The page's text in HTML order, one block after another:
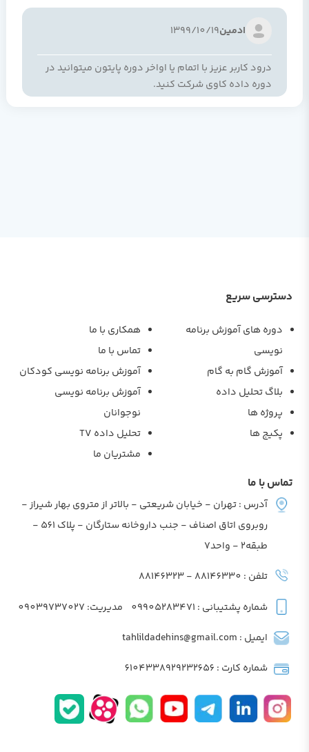
ادمین1399/10/19
درود کاربر عزيز با اتمام يا اواخر دوره پايتون ميتوانيد در
دوره داده کاوي شرکت کنيد.
دسترسی سریع
دوره های آموزش برنامه
نویسی
آموزش گام به گام
بلاگ تحلیل داده
پروژه ها
پکیج ها
همکاری با ما
تماس با ما
آموزش برنامه نویسی کودکان
آموزش برنامه نویسی
نوجوانان
تحلیل داده TV
مشتریان ما
تماس با ما
آدرس : تهران - خیابان شریعتی - بالاتر از متروی بهار شیراز -
روبروی اتاق اصناف - جنب داروخانه ستارگان - پلاک 561 -
طبقه2 - واحد7
تلفن : 88146330 - 88146323
شماره پشتیبانی : 09905283471 مدیریت: 09039737027
ایمیل : tahlildadehins@gmail.com
شماره کارت : 6104338929232656